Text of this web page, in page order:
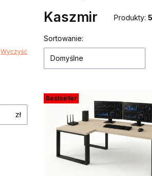
Wyczyść
zł
Kaszmir Produkty: 5
Lista produktów
Sortowanie:
Domyślne
Bestseller